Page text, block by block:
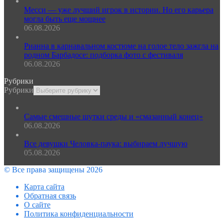
Месси — уже лучший игрок в истории. Но его карьера
могла быть еще мощнее
06.08.2026
Рианна в карнавальном костюме на голое тело зажгла на
родном Барбадосе: подборка фото с фестиваля
06.08.2026
Рубрики
Рубрики
Самые смешные шутки среды и «смазанный конец»
06.08.2026
Все девушки Человка-паука: выбираем лучшую
05.08.2026
© Все права защищены 2026
Карта сайта
Обратная связь
О сайте
Политика конфиденциальности